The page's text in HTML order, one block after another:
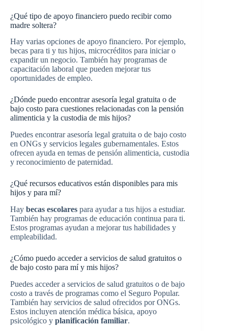
¿Qué tipo de apoyo financiero puedo recibir como
madre soltera?
Hay varias opciones de apoyo financiero. Por ejemplo,
becas para ti y tus hijos, microcréditos para iniciar o
expandir un negocio. También hay programas de
capacitación laboral que pueden mejorar tus
oportunidades de empleo.
¿Dónde puedo encontrar asesoría legal gratuita o de
bajo costo para cuestiones relacionadas con la pensión
alimenticia y la custodia de mis hijos?
Puedes encontrar asesoría legal gratuita o de bajo costo
en ONGs y servicios legales gubernamentales. Estos
ofrecen ayuda en temas de pensión alimenticia, custodia
y reconocimiento de paternidad.
¿Qué recursos educativos están disponibles para mis
hijos y para mí?
Hay becas escolares para ayudar a tus hijos a estudiar.
También hay programas de educación continua para ti.
Estos programas ayudan a mejorar tus habilidades y
empleabilidad.
¿Cómo puedo acceder a servicios de salud gratuitos o
de bajo costo para mí y mis hijos?
Puedes acceder a servicios de salud gratuitos o de bajo
costo a través de programas como el Seguro Popular.
También hay servicios de salud ofrecidos por ONGs.
Estos incluyen atención médica básica, apoyo
psicológico y planificación familiar.